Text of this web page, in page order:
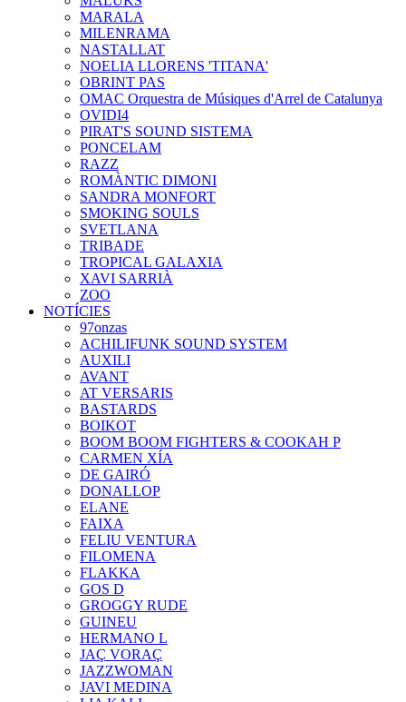
MARALA
MILENRAMA
NASTALLAT
NOELIA LLORENS 'TITANA'
OBRINT PAS
OMAC Orquestra de Músiques d'Arrel de Catalunya
OVIDI4
PIRAT'S SOUND SISTEMA
PONCELAM
RAZZ
ROMÀNTIC DIMONI
SANDRA MONFORT
SMOKING SOULS
SVETLANA
TRIBADE
TROPICAL GALAXIA
XAVI SARRIÀ
ZOO
NOTÍCIES
97onzas
ACHILIFUNK SOUND SYSTEM
AUXILI
AVANT
AT VERSARIS
BASTARDS
BOIKOT
BOOM BOOM FIGHTERS & COOKAH P
CARMEN XÍA
DE GAIRÓ
DONALLOP
ELANE
FAIXA
FELIU VENTURA
FILOMENA
FLAKKA
GOS D
GROGGY RUDE
GUINEU
HERMANO L
JAÇ VORAÇ
JAZZWOMAN
JAVI MEDINA